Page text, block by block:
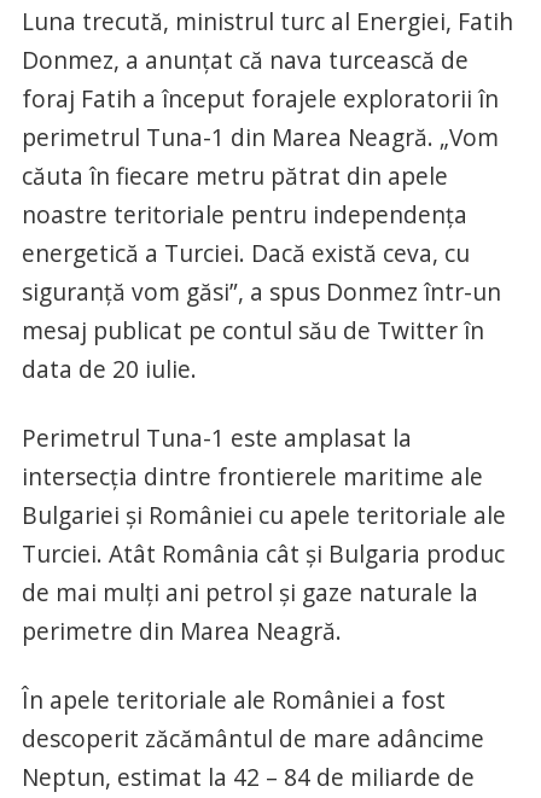
Luna trecută, ministrul turc al Energiei, Fatih
Donmez, a anunţat că nava turcească de
foraj Fatih a început forajele exploratorii în
perimetrul Tuna-1 din Marea Neagră. „Vom
căuta în fiecare metru pătrat din apele
noastre teritoriale pentru independenţa
energetică a Turciei. Dacă există ceva, cu
siguranţă vom găsi”, a spus Donmez într-un
mesaj publicat pe contul său de Twitter în
data de 20 iulie.
Perimetrul Tuna-1 este amplasat la
intersecţia dintre frontierele maritime ale
Bulgariei şi României cu apele teritoriale ale
Turciei. Atât România cât şi Bulgaria produc
de mai mulţi ani petrol şi gaze naturale la
perimetre din Marea Neagră.
În apele teritoriale ale României a fost
descoperit zăcământul de mare adâncime
Neptun, estimat la 42 – 84 de miliarde de